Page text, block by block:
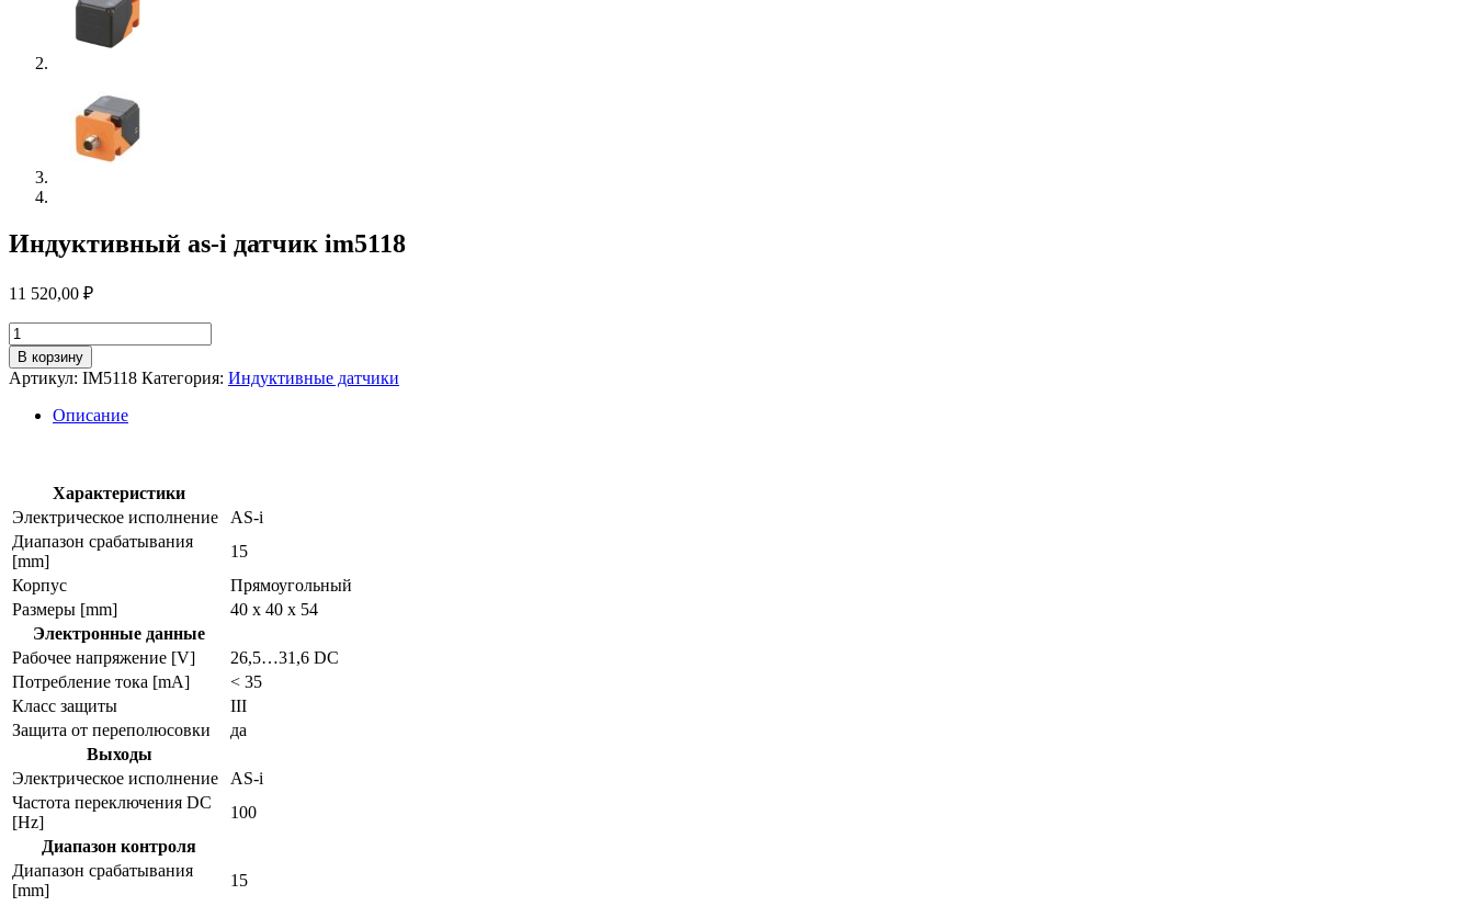
Индуктивный as-i датчик im5118
11 520,00 ₽
Количество
товара
Индуктивный
as-
датчик
В корзину
Артикул: IM5118 Категория: Индуктивные датчики
Описание
Характеристики
Электрическое исполнение
AS-i
Диапазон срабатывания
[mm]
15
Корпус
Прямоугольный
Размеры [mm]
40 x 40 x 54
Электронные данные
Рабочее напряжение [V]
26,5…31,6 DC
Потребление тока [mA]
< 35
Класс защиты
III
Защита от переполюсовки
да
Выходы
Электрическое исполнение
AS-i
Частота переключения DC
[Hz]
100
Диапазон контроля
Диапазон срабатывания
[mm]
15